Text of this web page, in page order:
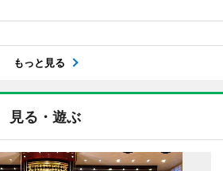
もっと見る
見る・遊ぶ